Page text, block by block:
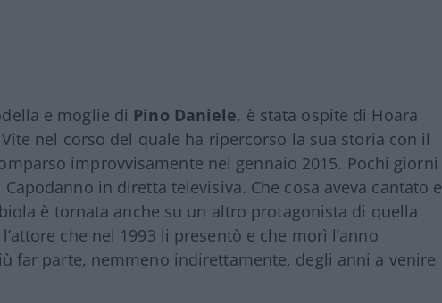
e moglie di Pino Daniele, è stata ospite di Hoara
nel corso del quale ha ripercorso la sua storia con il
improvvisamente nel gennaio 2015. Pochi giorni
in diretta televisiva. Che cosa aveva cantato e
è tornata anche su un altro protagonista di quella
l’attore che nel 1993 li presentò e che morì l’anno
far parte, nemmeno indirettamente, degli anni a venire